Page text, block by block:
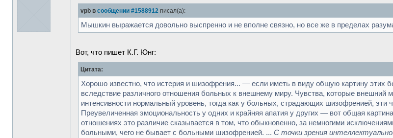
vpb в сообщении #1588912 писал(а):
Мышкин выражается довольно выспренно и не вполне связно, но все же в пределах
Вот, что пишет К.Г. Юнг:
Цитата:
Хорошо известно, что истерия и шизофрения... — если иметь в виду общую картину этих
вследствие различного отношения больных к внешнему миру. Чувства, которые
интенсивности нормальный уровень, тогда как у больных, страдающих шизофренией, эти
Преувеличенная эмоциональность у одних и крайняя апатия у других — вот общая
отношениях это различие сказывается в том, что обыкновенно, за немногими
больными, чего не бывает с больными шизофренией. ... С точки зрения